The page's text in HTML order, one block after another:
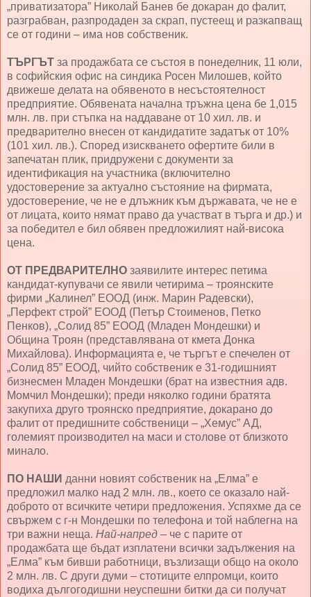
„приватизатора” Николай Банев бе докаран до фалит,
разграбван, разпродаден за скрап, пустеещ и разкапващ
се от години – има нов собственик.
ТЪРГЪТ за продажбата се състоя в понеделник, 11 юли,
в софийския офис на синдика Росен Милошев, който
движеше делата на обявеното в несъстоятелност
предприятие. Обявената начална тръжна цена бе 1,015
млн. лв. при стъпка на наддаване от 10 хил. лв. и
предварително внесен от кандидатите задатък от 10%
(101 хил. лв.). Според изискването офертите били в
запечатан плик, придружени с документи за
идентификация на участника (включително
удостоверение за актуално състояние на фирмата,
удостоверение, че не е длъжник към държавата, че не е
от лицата, които нямат право да участват в търга и др.) и
за победител е бил обявен предложилият най-висока
цена.
ОТ ПРЕДВАРИТЕЛНО заявилите интерес петима
кандидат-купувачи се явили четирима – троянските
фирми „Калинел” ЕООД (инж. Марин Радевски),
„Перфект строй” ЕООД (Петър Стоименов, Петко
Пенков), „Солид 85” ЕООД (Младен Мондешки) и
Община Троян (представлявана от кмета Донка
Михайлова). Информацията е, че търгът е спечелен от
„Солид 85” ЕООД, чийто собственик е 31-годишният
бизнесмен Младен Мондешки (брат на известния адв.
Момчил Мондешки); преди няколко години братята
закупиха друго троянско предприятие, докарано до
фалит от предишните собственици – „Хемус” АД,
големият производител на маси и столове от близкото
минало.
ПО НАШИ данни новият собственик на „Елма” е
предложил малко над 2 млн. лв., което се оказало най-
доброто от всичките четири предложения. Успяхме да се
свържем с г-н Мондешки по телефона и той наблегна на
три важни неща. Най-напред – че с парите от
продажбата ще бъдат изплатени всички задължения на
„Елма” към бивши работници, възлизащи общо на около
2 млн. лв. С други думи – стотиците елпромци, които
водиха дългогодишни неуспешни битки да си получат